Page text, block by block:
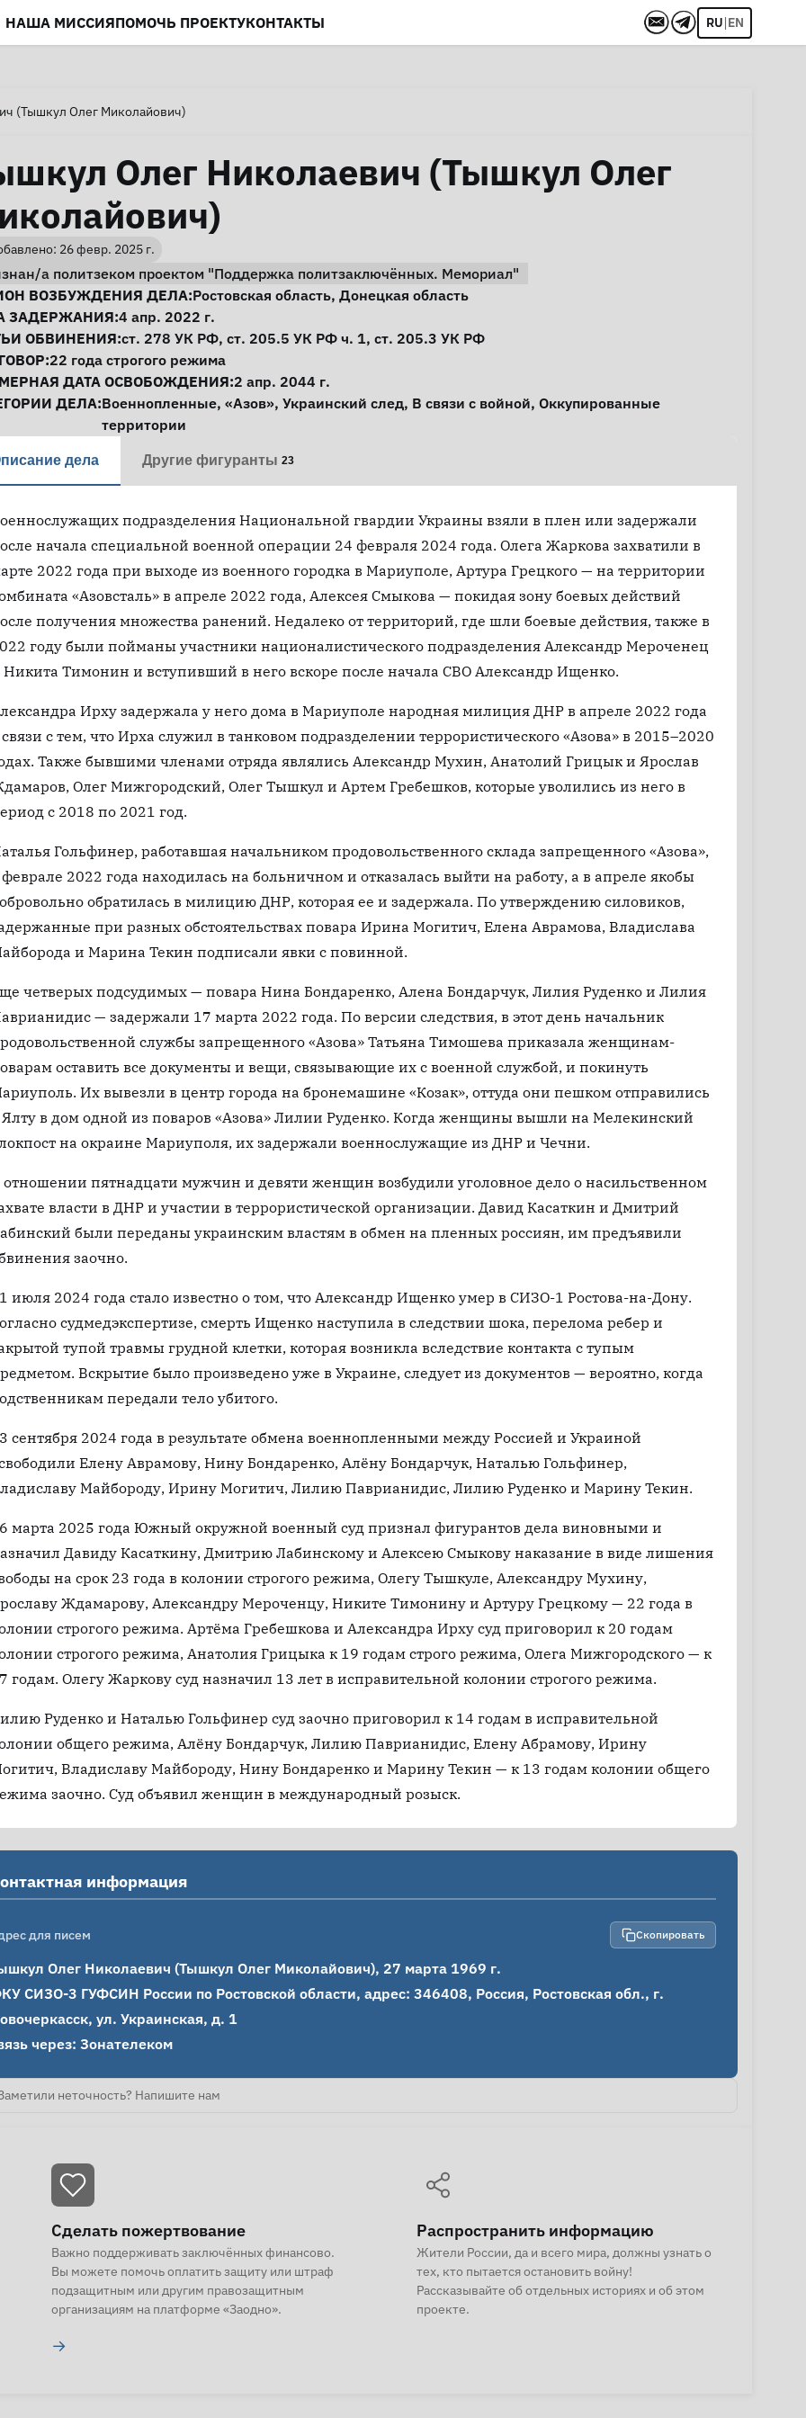
НАША МИССИЯПОМОЧЬ ПРОЕКТУКОНТАКТЫ RU|EN
(Тышкул Олег Миколайович)
Олег Николаевич (Тышкул Олег
26 февр. 2025 г.
а политзеком проектом "Поддержка политзаключённых. Мемориал"
о деле
ВОЗБУЖДЕНИЯ ДЕЛА:Ростовская область, Донецкая область
ЗАДЕРЖАНИЯ:4 апр. 2022 г.
ОБВИНЕНИЯ:ст. 278 УК РФ, ст. 205.5 УК РФ ч. 1, ст. 205.3 УК РФ
22 года строгого режима
ДАТА ОСВОБОЖДЕНИЯ:2 апр. 2044 г.
ДЕЛА:Военнопленные, «Азов», Украинский след, В связи с войной, Оккупированные
территории
дела Другие фигуранты 23
подразделения Национальной гвардии Украины взяли в плен или задержали
начала специальной военной операции 24 февраля 2024 года. Олега Жаркова захватили в
2022 года при выходе из военного городка в Мариуполе, Артура Грецкого — на территории
«Азовсталь» в апреле 2022 года, Алексея Смыкова — покидая зону боевых действий
получения множества ранений. Недалеко от территорий, где шли боевые действия, также в
году были пойманы участники националистического подразделения Александр Мероченец
Никита Тимонин и вступивший в него вскоре после начала СВО Александр Ищенко.
Ирху задержала у него дома в Мариуполе народная милиция ДНР в апреле 2022 года
с тем, что Ирха служил в танковом подразделении террористического «Азова» в 2015–2020
Также бывшими членами отряда являлись Александр Мухин, Анатолий Грицык и Ярослав
Олег Мижгородский, Олег Тышкул и Артем Гребешков, которые уволились из него в
с 2018 по 2021 год.
Гольфинер, работавшая начальником продовольственного склада запрещенного «Азова»,
2022 года находилась на больничном и отказалась выйти на работу, а в апреле якобы
обратилась в милицию ДНР, которая ее и задержала. По утверждению силовиков,
при разных обстоятельствах повара Ирина Могитич, Елена Аврамова, Владислава
и Марина Текин подписали явки с повинной.
четверых подсудимых — повара Нина Бондаренко, Алена Бондарчук, Лилия Руденко и Лилия
— задержали 17 марта 2022 года. По версии следствия, в этот день начальник
службы запрещенного «Азова» Татьяна Тимошева приказала женщинам-
оставить все документы и вещи, связывающие их с военной службой, и покинуть
Их вывезли в центр города на бронемашине «Козак», оттуда они пешком отправились
Ялту в дом одной из поваров «Азова» Лилии Руденко. Когда женщины вышли на Мелекинский
на окраине Мариуполя, их задержали военнослужащие из ДНР и Чечни.
отношении пятнадцати мужчин и девяти женщин возбудили уголовное дело о насильственном
власти в ДНР и участии в террористической организации. Давид Касаткин и Дмитрий
были переданы украинским властям в обмен на пленных россиян, им предъявили
заочно.
июля 2024 года стало известно о том, что Александр Ищенко умер в СИЗО-1 Ростова-на-Дону.
судмедэкспертизе, смерть Ищенко наступила в следствии шока, перелома ребер и
тупой травмы грудной клетки, которая возникла вследствие контакта с тупым
Вскрытие было произведено уже в Украине, следует из документов — вероятно, когда
передали тело убитого.
сентября 2024 года в результате обмена военнопленными между Россией и Украиной
Елену Аврамову, Нину Бондаренко, Алёну Бондарчук, Наталью Гольфинер,
Майбороду, Ирину Могитич, Лилию Паврианидис, Лилию Руденко и Марину Текин.
марта 2025 года Южный окружной военный суд признал фигурантов дела виновными и
Давиду Касаткину, Дмитрию Лабинскому и Алексею Смыкову наказание в виде лишения
на срок 23 года в колонии строгого режима, Олегу Тышкуле, Александру Мухину,
Ждамарову, Александру Мероченцу, Никите Тимонину и Артуру Грецкому — 22 года в
строгого режима. Артёма Гребешкова и Александра Ирху суд приговорил к 20 годам
строгого режима, Анатолия Грицыка к 19 годам строго режима, Олега Мижгородского — к
годам. Олегу Жаркову суд назначил 13 лет в исправительной колонии строгого режима.
Руденко и Наталью Гольфинер суд заочно приговорил к 14 годам в исправительной
общего режима, Алёну Бондарчук, Лилию Паврианидис, Елену Абрамову, Ирину
Владиславу Майбороду, Нину Бондаренко и Марину Текин — к 13 годам колонии общего
заочно. Суд объявил женщин в международный розыск.
информация
для писем Скопировать
Олег Николаевич (Тышкул Олег Миколайович), 27 марта 1969 г.
СИЗО-3 ГУФСИН России по Ростовской области, адрес: 346408, Россия, Ростовская обл., г.
ул. Украинская, д. 1
через: Зонателеком
неточность? Напишите нам
Сделать пожертвование
Важно поддерживать заключённых финансово.
Вы можете помочь оплатить защиту или штраф
подзащитным или другим правозащитным
организациям на платформе «Заодно».
→
Распространить информацию
Жители России, да и всего мира, должны узнать о
тех, кто пытается остановить войну!
Рассказывайте об отдельных историях и об этом
проекте.